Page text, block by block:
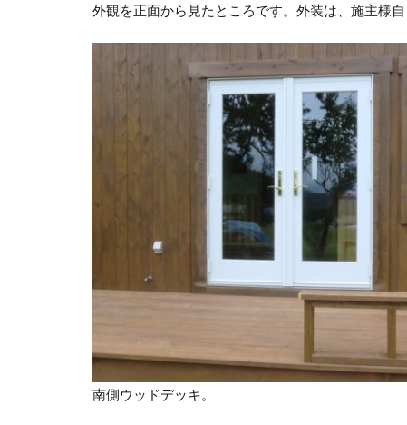
外観を正面から見たところです。外装は、施主様
南側ウッドデッキ。